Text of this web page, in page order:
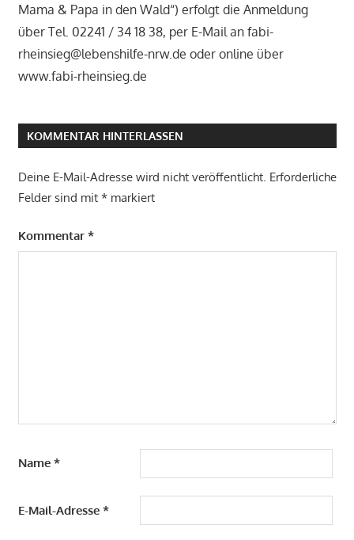
Mama & Papa in den Wald“) erfolgt die Anmeldung
über Tel. 02241 / 34 18 38, per E-Mail an fabi-
rheinsieg@lebenshilfe-nrw.de oder online über
www.fabi-rheinsieg.de
KOMMENTAR HINTERLASSEN
Deine E-Mail-Adresse wird nicht veröffentlicht. Erforderliche
Felder sind mit *markiert
Kommentar *
Name *
E-Mail-Adresse *